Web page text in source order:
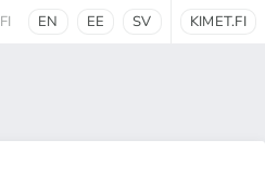
FI EN EE SV KIMET.FI